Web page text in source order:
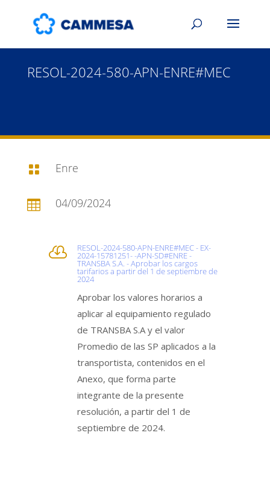
RESOL-2024-580-APN-ENRE#MEC
 Enre
 04/09/2024
 RESOL-2024-580-APN-ENRE#MEC - EX-
2024-15781251- -APN-SD#ENRE -
TRANSBA S.A. - Aprobar los cargos
tarifarios a partir del 1 de septiembre de
2024
Aprobar los valores horarios a
aplicar al equipamiento regulado
de TRANSBA S.A y el valor
Promedio de las SP aplicados a la
transportista, contenidos en el
Anexo, que forma parte
integrante de la presente
resolución, a partir del 1 de
septiembre de 2024.